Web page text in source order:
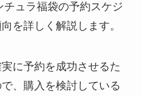
ュラ福袋の予約スケジ
を詳しく解説します。
に予約を成功させるた
、購入を検討している